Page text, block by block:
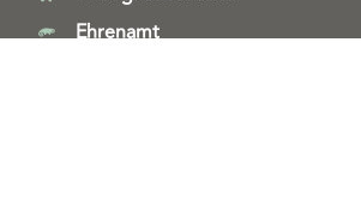
Ehrenamt